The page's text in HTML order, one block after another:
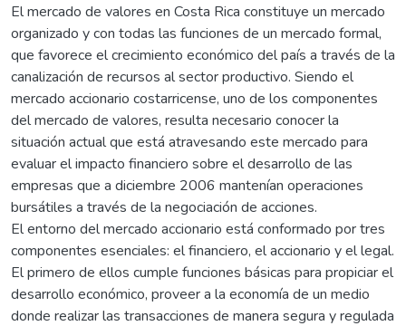
El mercado de valores en Costa Rica constituye un mercado
organizado y con todas las funciones de un mercado formal,
que favorece el crecimiento económico del país a través de la
canalización de recursos al sector productivo. Siendo el
mercado accionario costarricense, uno de los componentes
del mercado de valores, resulta necesario conocer la
situación actual que está atravesando este mercado para
evaluar el impacto financiero sobre el desarrollo de las
empresas que a diciembre 2006 mantenían operaciones
bursátiles a través de la negociación de acciones.
El entorno del mercado accionario está conformado por tres
componentes esenciales: el financiero, el accionario y el legal.
El primero de ellos cumple funciones básicas para propiciar el
desarrollo económico, proveer a la economía de un medio
donde realizar las transacciones de manera segura y regulada